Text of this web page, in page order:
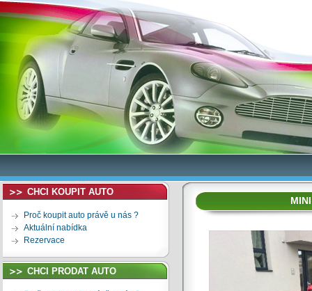
CHCI KOUPIT AUTO
Proč koupit auto právě u nás ?
Aktuální nabídka
Rezervace
CHCI PRODAT AUTO